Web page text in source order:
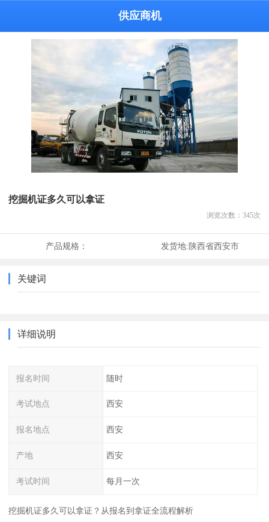
供应商机
挖掘机证多久可以拿证
浏览次数： 345次
产品规格： 发货地:陕西省西安市
关键词
详细说明
报名时间 随时
考试地点 西安
报名地点 西安
产地 西安
考试时间 每月一次
挖掘机证多久可以拿证？从报名到拿证全流程解析